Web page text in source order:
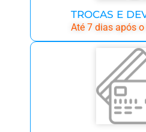
TROCAS E
Até 7 dias após